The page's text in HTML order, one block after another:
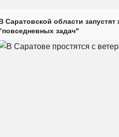
Саратовской области
задач"